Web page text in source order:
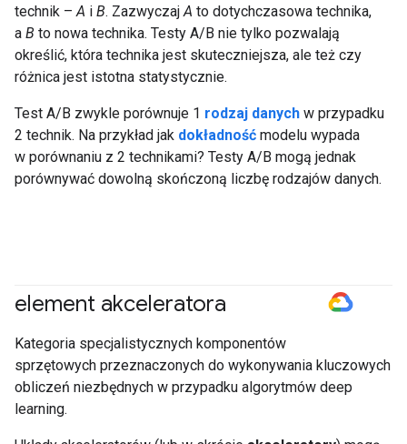
technik –A i B. ZazwyczajA to dotychczasowa technika,
a B to nowa technika. Testy A/B nie tylko pozwalają
określić, która technika jest skuteczniejsza, ale też czy
różnica jest istotna statystycznie.
Test A/B zwykle porównuje 1 rodzaj danych w przypadku
2 technik. Na przykład jak dokładność modelu wypada
w porównaniu z 2 technikami? Testy A/B mogą jednak
porównywać dowolną skończoną liczbę rodzajów danych.
element akceleratora #GoogleCloud
Kategoria specjalistycznych komponentów
sprzętowych przeznaczonych do wykonywania kluczowych
obliczeń niezbędnych w przypadku algorytmów deep
learning.